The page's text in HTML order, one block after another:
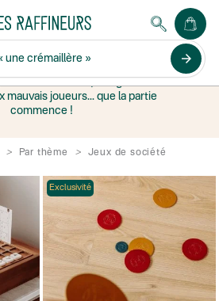
une crémaillère » arrow_forward
DU JEU
société et puzzles
mauvais joueurs... que la partie
commence !
Par thème Jeux de société
Exclusivité